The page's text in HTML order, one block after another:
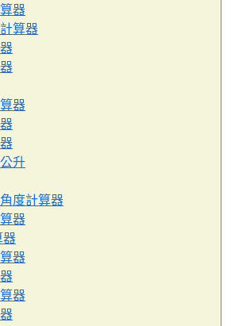
器
算器
器
升
度計算器
器
器
器
器